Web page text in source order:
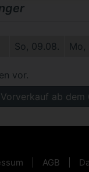
So, 09.08. Mo,
vor.
Vorverkauf ab dem
AGB